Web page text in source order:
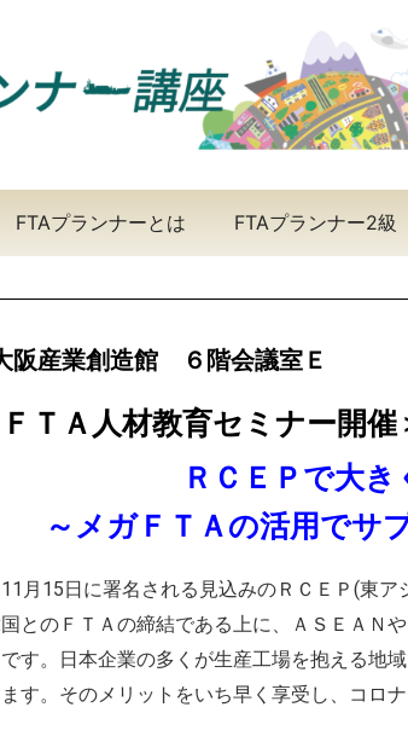
FTAプランナーとは FTAプランナー2級
阪産業創造館 ６階会議室Ｅ
ＦＴＡ人材教育セミナー開
ＲＣＥＰで大
～メガＦＴＡの活用でサ
月15日に署名される見込みのＲＣＥＰ(東
とのＦＴＡの締結である上に、ＡＳＥＡＮ
です。日本企業の多くが生産工場を抱える地
す。そのメリットをいち早く享受し、コロ